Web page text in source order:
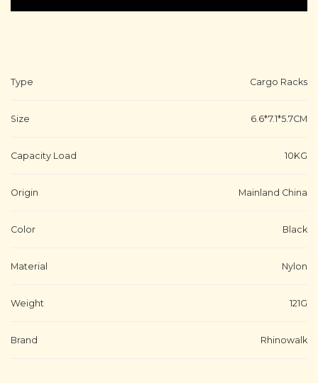
Type Cargo Racks
Size 6.6*7.1*5.7CM
Capacity Load 10KG
Origin Mainland China
Color Black
Material Nylon
Weight 121G
Brand Rhinowalk